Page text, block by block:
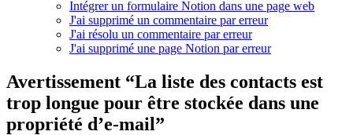
Intégrer un formulaire Notion dans une page web
J'ai supprimé un commentaire par erreur
J'ai résolu un commentaire par erreur
J'ai supprimé une page Notion par erreur
Avertissement “La liste des contacts est
trop longue pour être stockée dans une
propriété d’e-mail”